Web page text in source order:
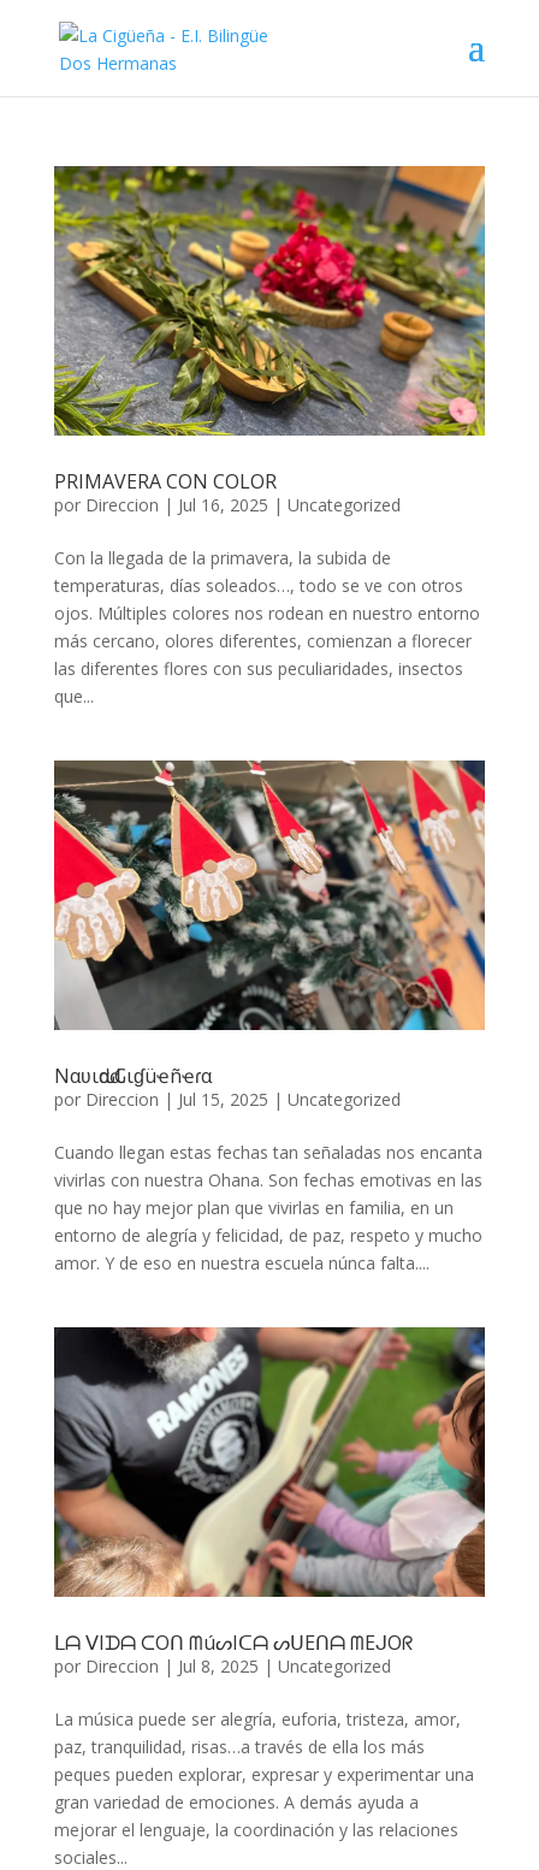
PRIMAVERA CON COLOR
por Direccion | Jul 16, 2025 | Uncategorized
Con la llegada de la primavera, la subida de
temperaturas, días soleados…, todo se ve con otros
ojos. Múltiples colores nos rodean en nuestro entorno
más cercano, olores diferentes, comienzan a florecer
las diferentes flores con sus peculiaridades, insectos
que...
Nαʋιԃαԃ Cιɠüҽñҽɾα
por Direccion | Jul 15, 2025 | Uncategorized
Cuando llegan estas fechas tan señaladas nos encanta
vivirlas con nuestra Ohana. Son fechas emotivas en las
que no hay mejor plan que vivirlas en familia, en un
entorno de alegría y felicidad, de paz, respeto y mucho
amor. Y de eso en nuestra escuela núnca falta....
ᒪᗩ ᐯIᗪᗩ ᑕOᑎ ᗰúᔕIᑕᗩ ᔕᑌEᑎᗩ ᗰEᒍOᖇ
por Direccion | Jul 8, 2025 | Uncategorized
La música puede ser alegría, euforia, tristeza, amor,
paz, tranquilidad, risas…a través de ella los más
peques pueden explorar, expresar y experimentar una
gran variedad de emociones. A demás ayuda a
mejorar el lenguaje, la coordinación y las relaciones
sociales...